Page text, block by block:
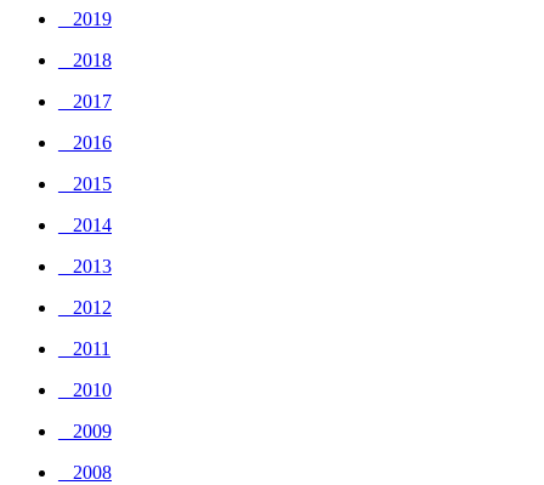
_ 2019
_ 2018
_ 2017
_ 2016
_ 2015
_ 2014
_ 2013
_ 2012
_ 2011
_ 2010
_ 2009
_ 2008